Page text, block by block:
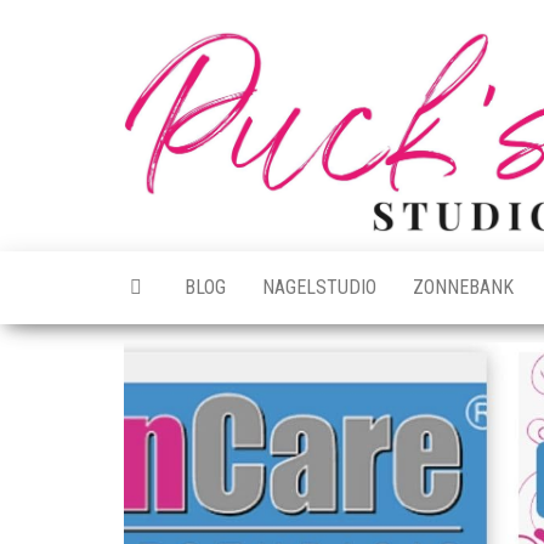
BLOG NAGELSTUDIO ZONNEBANK